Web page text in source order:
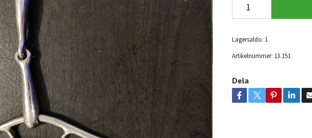
Lagersaldo: 1
Artikelnummer: 13.151
Dela